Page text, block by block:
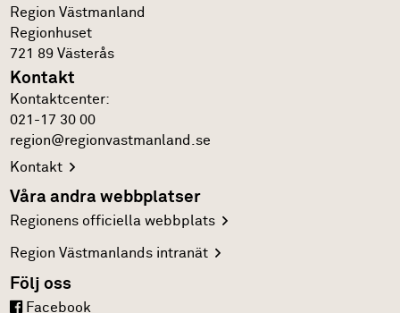
Region Västmanland
Regionhuset
721 89 Västerås
Kontakt
Kontakt­center:
021-17 30 00
region@regionvastmanland.se
Kontakt
Våra andra webbplatser
Regionens officiellawebbplats
Region Västmanlandsintranät
Följ oss
Facebook